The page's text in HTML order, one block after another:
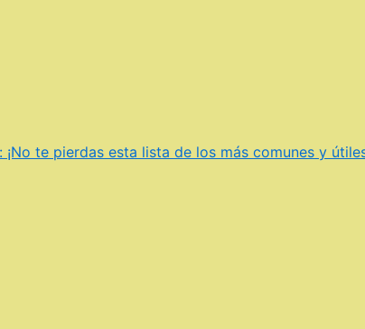
te pierdas esta lista de los más comunes y